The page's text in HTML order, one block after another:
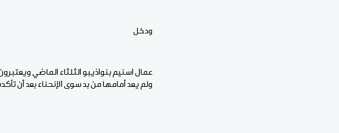
ودخل
عمال اسنيم بنواذيبو الثلثاء الماضي
ولم يعد أمامها من بد سوى الإنحناء بعد